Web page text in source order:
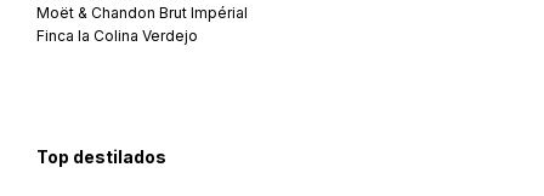
Moët & Chandon Brut Impérial
Finca la Colina Verdejo
Top destilados